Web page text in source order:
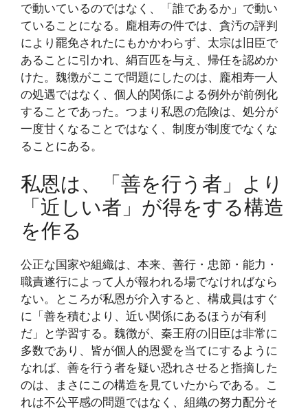
で動いているのではなく、「誰であるか」で動い
ていることになる。龐相寿の件では、貪汚の評判
により罷免されたにもかかわらず、太宗は旧臣で
あることに引かれ、絹百匹を与え、帰任を認めか
けた。魏徴がここで問題にしたのは、龐相寿一人
の処遇ではなく、個人的関係による例外が前例化
することであった。つまり私恩の危険は、処分が
一度甘くなることではなく、制度が制度でなくな
ることにある。
私恩は、「善を行う者」より
「近しい者」が得をする構造
を作る
公正な国家や組織は、本来、善行・忠節・能力・
職責遂行によって人が報われる場でなければなら
ない。ところが私恩が介入すると、構成員はすぐ
に「善を積むより、近い関係にあるほうが有利
だ」と学習する。魏徴が、秦王府の旧臣は非常に
多数であり、皆が個人的恩愛を当てにするように
なれば、善を行う者を疑い恐れさせると指摘した
のは、まさにこの構造を見ていたからである。こ
れは不公平感の問題ではなく、組織の努力配分そ